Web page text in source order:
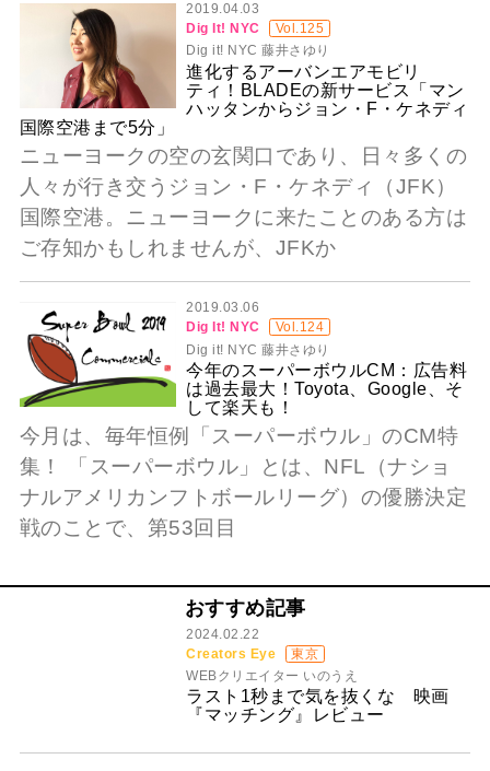
2019.04.03
Dig It! NYC
Vol.125
Dig it! NYC 藤井さゆり
進化するアーバンエアモビリ
ティ！BLADEの新サービス「マン
ハッタンからジョン・F・ケネディ
国際空港まで5分」
ニューヨークの空の玄関口であり、日々多くの
人々が行き交うジョン・F・ケネディ（JFK）
国際空港。ニューヨークに来たことのある方は
ご存知かもしれませんが、JFKか
2019.03.06
Dig It! NYC
Vol.124
Dig it! NYC 藤井さゆり
今年のスーパーボウルCM：広告料
は過去最大！Toyota、Google、そ
して楽天も！
今月は、毎年恒例「スーパーボウル」のCM特
集！ 「スーパーボウル」とは、NFL（ナショ
ナルアメリカンフトボールリーグ）の優勝決定
戦のことで、第53回目
おすすめ記事
2024.02.22
Creators Eye
東京
WEBクリエイター いのうえ
ラスト1秒まで気を抜くな 映画
『マッチング』レビュー